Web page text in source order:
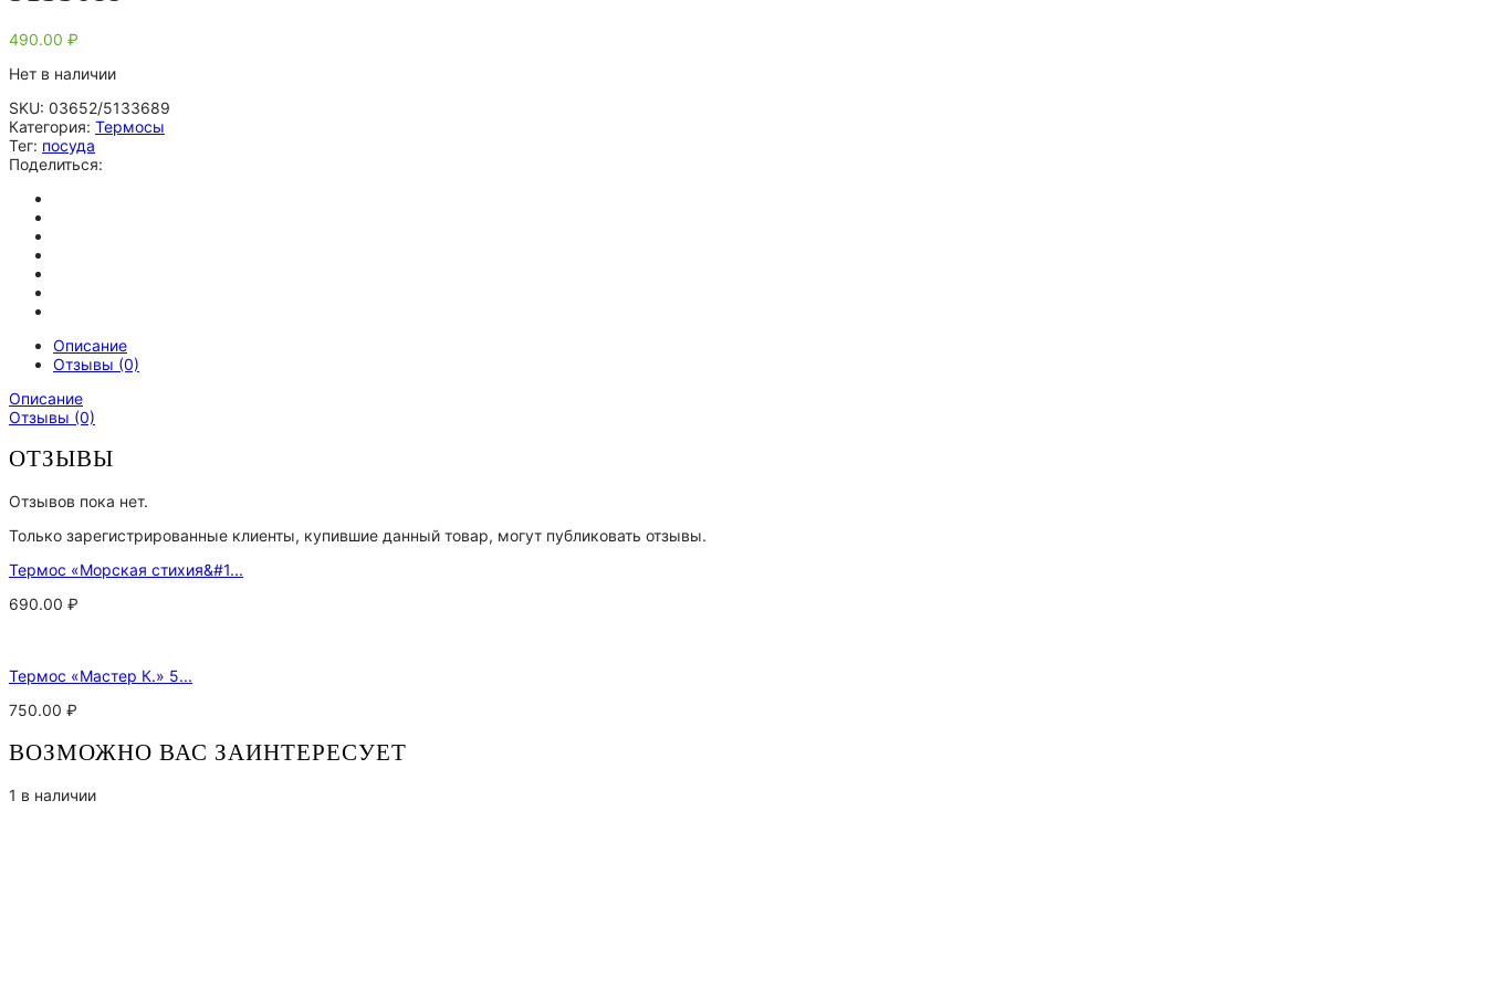
490.00 ₽
Нет в наличии
SKU: 03652/5133689
Категория: Термосы
Тег: посуда
Поделиться:
Описание
Отзывы (0)
Описание
Отзывы (0)
ОТЗЫВЫ
Отзывов пока нет.
Только зарегистрированные клиенты, купившие данный товар, могут публиковать отзывы.
Термос «Морская стихия&#1...
690.00 ₽
Термос «Мастер К.» 5...
750.00 ₽
ВОЗМОЖНО ВАС ЗАИНТЕРЕСУЕТ
1 в наличии